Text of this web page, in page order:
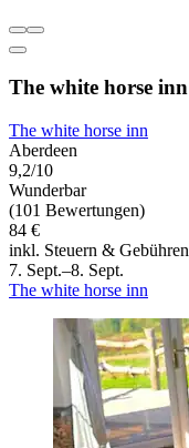
The white horse inn
The white horse inn
Aberdeen
9,2/10
Wunderbar
(101 Bewertungen)
84 €
inkl. Steuern & Gebühren
7. Sept.–8. Sept.
The white horse inn